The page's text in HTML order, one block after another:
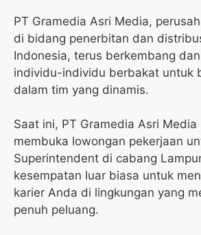
PT Gramedia Asri Media,
di bidang penerbitan dan
Indonesia, terus berkembang
individu-individu berbakat untuk
dalam tim yang dinamis.
Saat ini, PT Gramedia Asri Media
membuka lowongan pekerjaan
Superintendent di cabang
kesempatan luar biasa untuk
karier Anda di lingkungan yang
penuh peluang.